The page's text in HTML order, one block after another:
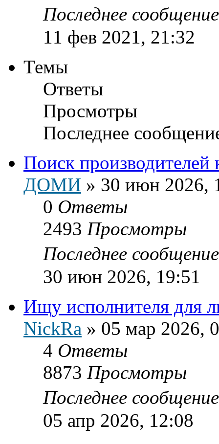
Последнее
11 фев 2021, 21:32
Темы
Ответы
Просмотры
Последнее
Поиск
ДОМИ » 30 июн 2026,
0 Ответы
2493 Просмотры
Последнее
30 июн 2026, 19:51
Ищу исполнителя для
NickRa » 05 мар 2026,
4 Ответы
8873 Просмотры
Последнее
05 апр 2026, 12:08